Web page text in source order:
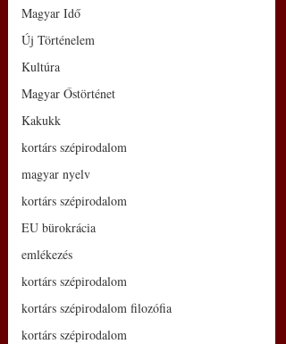
Magyar Idő
Új Történelem
Kultúra
Magyar Őstörténet
Kakukk
kortárs szépirodalom
magyar nyelv
kortárs szépirodalom
EU bürokrácia
emlékezés
kortárs szépirodalom
kortárs szépirodalom filozófia
kortárs szépirodalom